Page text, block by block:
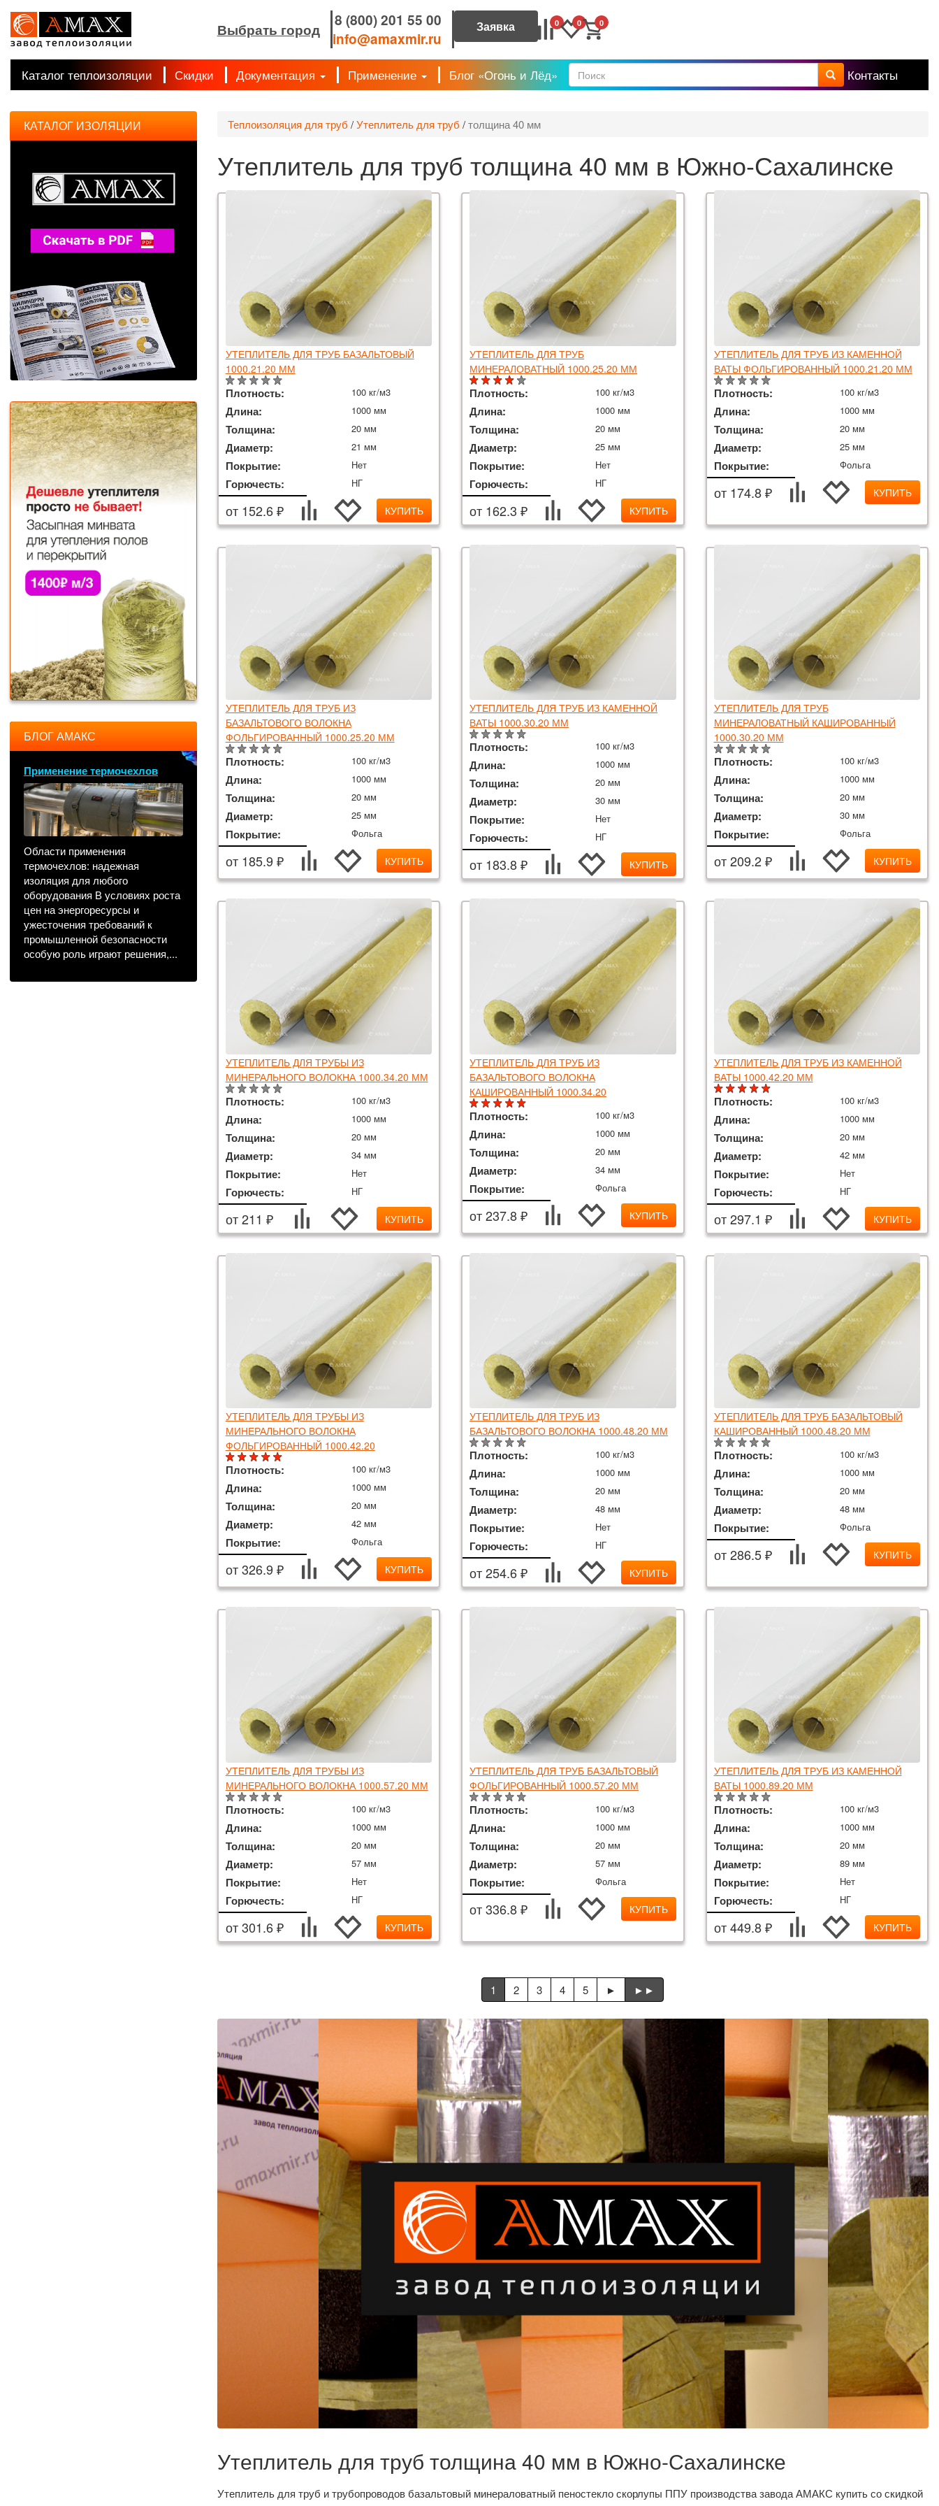
Выбрать город
8 (800) 201 55 00
info@amaxmir.ru
0 0 0
Каталог теплоизоляции Скидки Документация Применение Блог «Огонь и Лёд» Форма поиска Контакты
Теплоизоляция для труб /Утеплитель для труб /толщина 40 мм
Утеплитель для труб толщина 40 мм в Южно-Сахалинске
УТЕПЛИТЕЛЬ ДЛЯ ТРУБ БАЗАЛЬТОВЫЙ
1000.21.20 ММ
Плотность: 100 кг/м3
Длина: 1000 мм
Толщина: 20 мм
Диаметр: 21 мм
Покрытие: Нет
Горючесть: НГ
от 152.6 ₽ КУПИТЬ
УТЕПЛИТЕЛЬ ДЛЯ ТРУБ
МИНЕРАЛОВАТНЫЙ 1000.25.20 ММ
Плотность: 100 кг/м3
Длина: 1000 мм
Толщина: 20 мм
Диаметр: 25 мм
Покрытие: Нет
Горючесть: НГ
от 162.3 ₽ КУПИТЬ
УТЕПЛИТЕЛЬ ДЛЯ ТРУБ ИЗ КАМЕННОЙ
ВАТЫ ФОЛЬГИРОВАННЫЙ 1000.21.20 ММ
Плотность: 100 кг/м3
Длина: 1000 мм
Толщина: 20 мм
Диаметр: 25 мм
Покрытие: Фольга
от 174.8 ₽ КУПИТЬ
УТЕПЛИТЕЛЬ ДЛЯ ТРУБ ИЗ
БАЗАЛЬТОВОГО ВОЛОКНА
ФОЛЬГИРОВАННЫЙ 1000.25.20 ММ
Плотность: 100 кг/м3
Длина: 1000 мм
Толщина: 20 мм
Диаметр: 25 мм
Покрытие: Фольга
от 185.9 ₽ КУПИТЬ
УТЕПЛИТЕЛЬ ДЛЯ ТРУБ ИЗ КАМЕННОЙ
ВАТЫ 1000.30.20 ММ
Плотность: 100 кг/м3
Длина: 1000 мм
Толщина: 20 мм
Диаметр: 30 мм
Покрытие: Нет
Горючесть: НГ
от 183.8 ₽ КУПИТЬ
УТЕПЛИТЕЛЬ ДЛЯ ТРУБ
МИНЕРАЛОВАТНЫЙ КАШИРОВАННЫЙ
1000.30.20 ММ
Плотность: 100 кг/м3
Длина: 1000 мм
Толщина: 20 мм
Диаметр: 30 мм
Покрытие: Фольга
от 209.2 ₽ КУПИТЬ
УТЕПЛИТЕЛЬ ДЛЯ ТРУБЫ ИЗ
МИНЕРАЛЬНОГО ВОЛОКНА 1000.34.20 ММ
Плотность: 100 кг/м3
Длина: 1000 мм
Толщина: 20 мм
Диаметр: 34 мм
Покрытие: Нет
Горючесть: НГ
от 211 ₽ КУПИТЬ
УТЕПЛИТЕЛЬ ДЛЯ ТРУБ ИЗ
БАЗАЛЬТОВОГО ВОЛОКНА
КАШИРОВАННЫЙ 1000.34.20
Плотность: 100 кг/м3
Длина: 1000 мм
Толщина: 20 мм
Диаметр: 34 мм
Покрытие: Фольга
от 237.8 ₽ КУПИТЬ
УТЕПЛИТЕЛЬ ДЛЯ ТРУБ ИЗ КАМЕННОЙ
ВАТЫ 1000.42.20 ММ
Плотность: 100 кг/м3
Длина: 1000 мм
Толщина: 20 мм
Диаметр: 42 мм
Покрытие: Нет
Горючесть: НГ
от 297.1 ₽ КУПИТЬ
УТЕПЛИТЕЛЬ ДЛЯ ТРУБЫ ИЗ
МИНЕРАЛЬНОГО ВОЛОКНА
ФОЛЬГИРОВАННЫЙ 1000.42.20
Плотность: 100 кг/м3
Длина: 1000 мм
Толщина: 20 мм
Диаметр: 42 мм
Покрытие: Фольга
от 326.9 ₽ КУПИТЬ
УТЕПЛИТЕЛЬ ДЛЯ ТРУБ ИЗ
БАЗАЛЬТОВОГО ВОЛОКНА 1000.48.20 ММ
Плотность: 100 кг/м3
Длина: 1000 мм
Толщина: 20 мм
Диаметр: 48 мм
Покрытие: Нет
Горючесть: НГ
от 254.6 ₽ КУПИТЬ
УТЕПЛИТЕЛЬ ДЛЯ ТРУБ БАЗАЛЬТОВЫЙ
КАШИРОВАННЫЙ 1000.48.20 ММ
Плотность: 100 кг/м3
Длина: 1000 мм
Толщина: 20 мм
Диаметр: 48 мм
Покрытие: Фольга
от 286.5 ₽ КУПИТЬ
УТЕПЛИТЕЛЬ ДЛЯ ТРУБЫ ИЗ
МИНЕРАЛЬНОГО ВОЛОКНА 1000.57.20 ММ
Плотность: 100 кг/м3
Длина: 1000 мм
Толщина: 20 мм
Диаметр: 57 мм
Покрытие: Нет
Горючесть: НГ
от 301.6 ₽ КУПИТЬ
УТЕПЛИТЕЛЬ ДЛЯ ТРУБ БАЗАЛЬТОВЫЙ
ФОЛЬГИРОВАННЫЙ 1000.57.20 ММ
Плотность: 100 кг/м3
Длина: 1000 мм
Толщина: 20 мм
Диаметр: 57 мм
Покрытие: Фольга
от 336.8 ₽ КУПИТЬ
УТЕПЛИТЕЛЬ ДЛЯ ТРУБ ИЗ КАМЕННОЙ
ВАТЫ 1000.89.20 ММ
Плотность: 100 кг/м3
Длина: 1000 мм
Толщина: 20 мм
Диаметр: 89 мм
Покрытие: Нет
Горючесть: НГ
от 449.8 ₽ КУПИТЬ
1 2 3 4 5 ► ►►
Утеплитель для труб толщина 40 мм в Южно-Сахалинске
Утеплитель для труб и трубопроводов базальтовый минераловатный пеностекло скорлупы ППУ производства завода АМАКС купить со скидкой
КАТАЛОГ ИЗОЛЯЦИИ
БЛОГ АМАКС
Применение термочехлов
Области применения
термочехлов: надежная
изоляция для любого
оборудования В условиях роста
цен на энергоресурсы и
ужесточения требований к
промышленной безопасности
особую роль играют решения,...